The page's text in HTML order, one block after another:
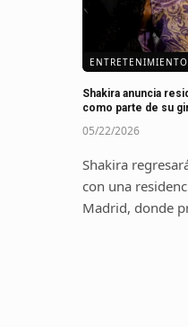
ENTRETENIMIENTO
Shakira anuncia
como parte de su
05/22/2026
Shakira
con una
Madrid, donde